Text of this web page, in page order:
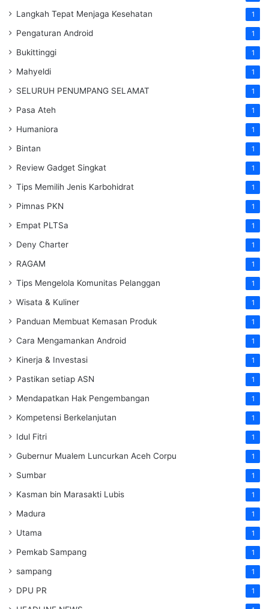
Langkah Tepat Menjaga Kesehatan 1
Pengaturan Android 1
Bukittinggi 1
Mahyeldi 1
SELURUH PENUMPANG SELAMAT 1
Pasa Ateh 1
Humaniora 1
Bintan 1
Review Gadget Singkat 1
Tips Memilih Jenis Karbohidrat 1
Pimnas PKN 1
Empat PLTSa 1
Deny Charter 1
RAGAM 1
Tips Mengelola Komunitas Pelanggan 1
Wisata & Kuliner 1
Panduan Membuat Kemasan Produk 1
Cara Mengamankan Android 1
Kinerja & Investasi 1
Pastikan setiap ASN 1
Mendapatkan Hak Pengembangan 1
Kompetensi Berkelanjutan 1
Idul Fitri 1
Gubernur Mualem Luncurkan Aceh Corpu 1
Sumbar 1
Kasman bin Marasakti Lubis 1
Madura 1
Utama 1
Pemkab Sampang 1
sampang 1
DPU PR 1